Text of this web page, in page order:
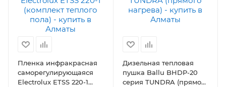
Пленка инфракрасная
саморегулирующаяся
Electrolux ETSS 220-1
Дизельная тепловая
пушка Ballu BHDP-20
серия TUNDRA (прямого